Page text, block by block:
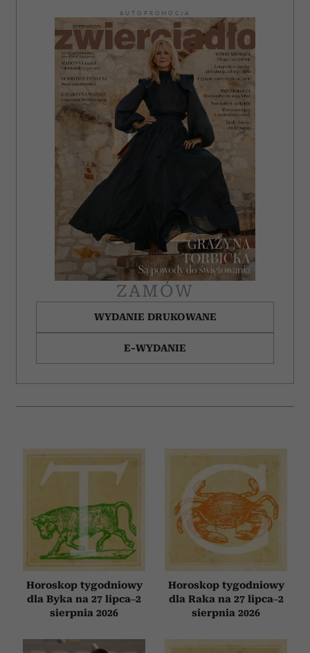
AUTOPROMOCJA
ZAMÓW
WYDANIE DRUKOWANE
E-WYDANIE
Horoskop tygodniowy
dla Byka na 27 lipca–2
sierpnia 2026
Horoskop tygodniowy
dla Raka na 27 lipca–2
sierpnia 2026